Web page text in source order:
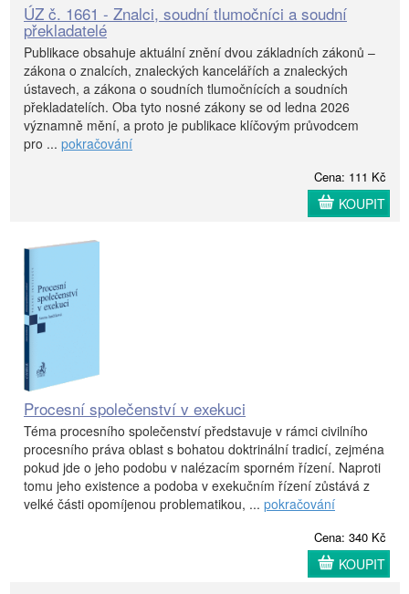
ÚZ č. 1661 - Znalci, soudní tlumočníci a soudní
překladatelé
Publikace obsahuje aktuální znění dvou základních zákonů –
zákona o znalcích, znaleckých kancelářích a znaleckých
ústavech, a zákona o soudních tlumočnících a soudních
překladatelích. Oba tyto nosné zákony se od ledna 2026
významně mění, a proto je publikace klíčovým průvodcem
pro ... pokračování
Cena: 111 Kč
KOUPIT
Procesní společenství v exekuci
Téma procesního společenství představuje v rámci civilního
procesního práva oblast s bohatou doktrinální tradicí, zejména
pokud jde o jeho podobu v nalézacím sporném řízení. Naproti
tomu jeho existence a podoba v exekučním řízení zůstává z
velké části opomíjenou problematikou, ... pokračování
Cena: 340 Kč
KOUPIT